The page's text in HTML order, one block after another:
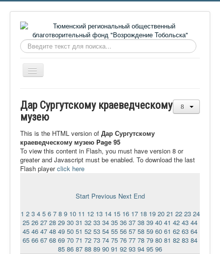
Искать...
Включить/
выключить
О фонде
Видеоматериалы
Контакты
Ермаковополе.рф
Дар Сургутскому краеведческому
музею
This is the HTML version of Дар Сургутскому
краеведческому музею Page 95
To view this content in Flash, you must have version 8 or
greater and Javascript must be enabled. To download the last
Flash playerclick here
Start Previous Next End
1 2 3 4 5 6 7 8 9 10 11 12 13 14 15 16 17 18 19 20 21 22 23 24
25 26 27 28 29 30 31 32 33 34 35 36 37 38 39 40 41 42 43 44
45 46 47 48 49 50 51 52 53 54 55 56 57 58 59 60 61 62 63 64
65 66 67 68 69 70 71 72 73 74 75 76 77 78 79 80 81 82 83 84
85 86 87 88 89 90 91 92 93 94 95 96